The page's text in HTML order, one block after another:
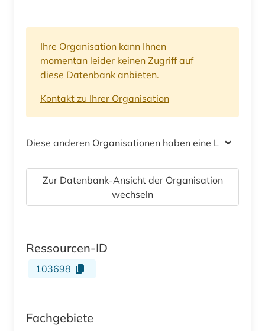
Ihre Organisation kann Ihnen
momentan leider keinen Zugriff auf
diese Datenbank anbieten.
Kontakt zu Ihrer Organisation
Diese anderen Organisationen haben eine Lizenz
Zur Datenbank-Ansicht der Organisation
wechseln
Ressourcen-ID
103698
Fachgebiete